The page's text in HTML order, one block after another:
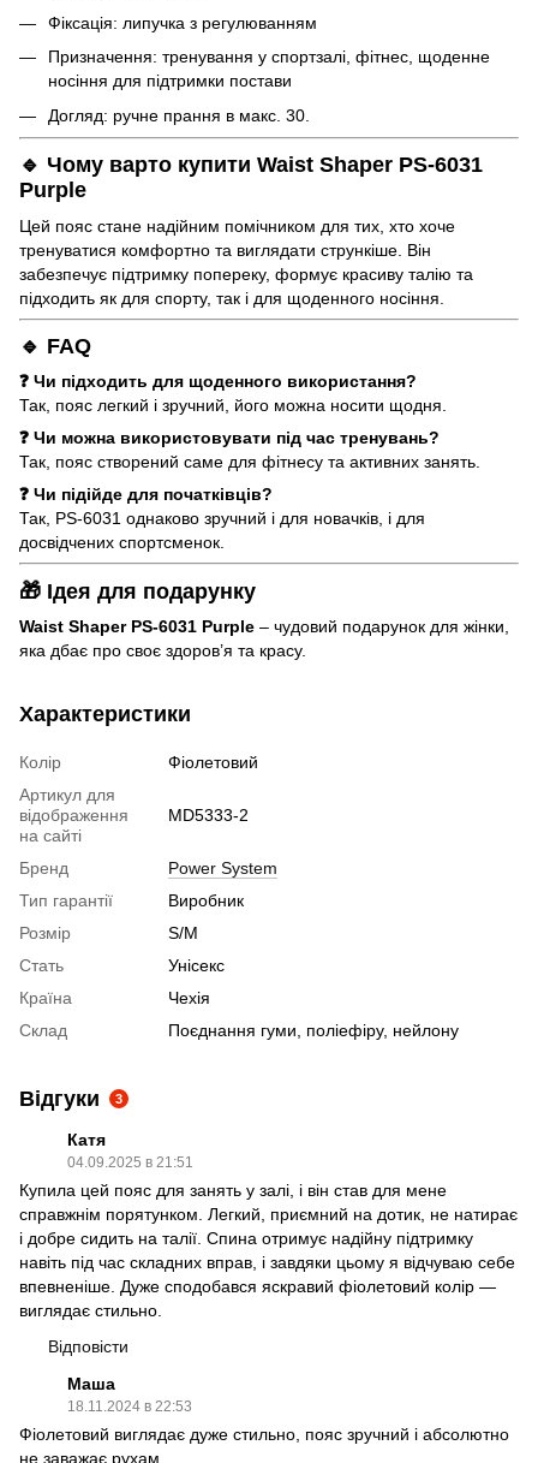
Фіксація: липучка з регулюванням
Призначення: тренування у спортзалі, фітнес, щоденне
носіння для підтримки постави
Догляд: ручне прання в макс. 30.
🔹 Чому варто купити Waist Shaper PS-6031
Purple
Цей пояс стане надійним помічником для тих, хто хоче
тренуватися комфортно та виглядати стрункіше. Він
забезпечує підтримку попереку, формує красиву талію та
підходить як для спорту, так і для щоденного носіння.
🔹 FAQ
❓ Чи підходить для щоденного використання?
Так, пояс легкий і зручний, його можна носити щодня.
❓ Чи можна використовувати під час тренувань?
Так, пояс створений саме для фітнесу та активних занять.
❓ Чи підійде для початківців?
Так, PS-6031 однаково зручний і для новачків, і для
досвідчених спортсменок.
🎁 Ідея для подарунку
Waist Shaper PS-6031 Purple – чудовий подарунок для жінки,
яка дбає про своє здоров’я та красу.
Характеристики
Колір
Фіолетовий
Артикул для
відображення
на сайті
MD5333-2
Бренд
Power System
Тип гарантії
Виробник
Розмір
S/M
Стать
Унісекс
Країна
Чехія
Склад
Поєднання гуми, поліефіру, нейлону
Відгуки 3
Катя
04.09.2025 в 21:51
Купила цей пояс для занять у залі, і він став для мене
справжнім порятунком. Легкий, приємний на дотик, не натирає
і добре сидить на талії. Спина отримує надійну підтримку
навіть під час складних вправ, і завдяки цьому я відчуваю себе
впевненіше. Дуже сподобався яскравий фіолетовий колір —
виглядає стильно.
Відповісти
Маша
18.11.2024 в 22:53
Фіолетовий виглядає дуже стильно, пояс зручний і абсолютно
не заважає рухам.